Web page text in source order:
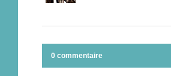
0 commentaire